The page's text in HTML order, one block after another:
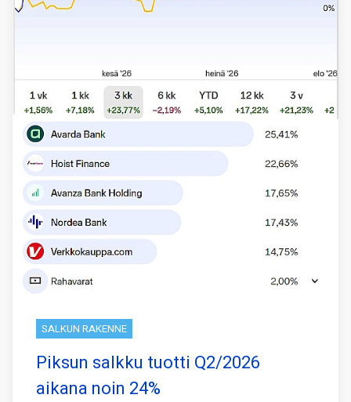
SALKUN RAKENNE
Piksun salkku tuotti Q2/2026
aikana noin 24%